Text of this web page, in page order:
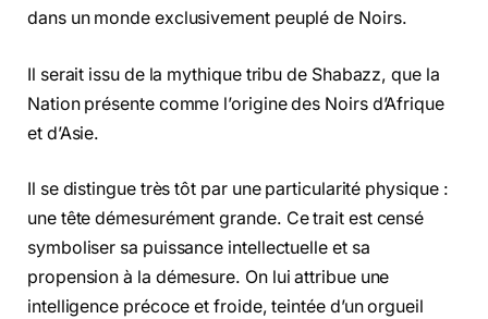
dans un monde exclusivement peuplé de Noirs.
Il serait issu de la mythique tribu de Shabazz, que la
Nation présente comme l’origine des Noirs d’Afrique
et d’Asie.
Il se distingue très tôt par une particularité physique :
une tête démesurément grande. Ce trait est censé
symboliser sa puissance intellectuelle et sa
propension à la démesure. On lui attribue une
intelligence précoce et froide, teintée d’un orgueil